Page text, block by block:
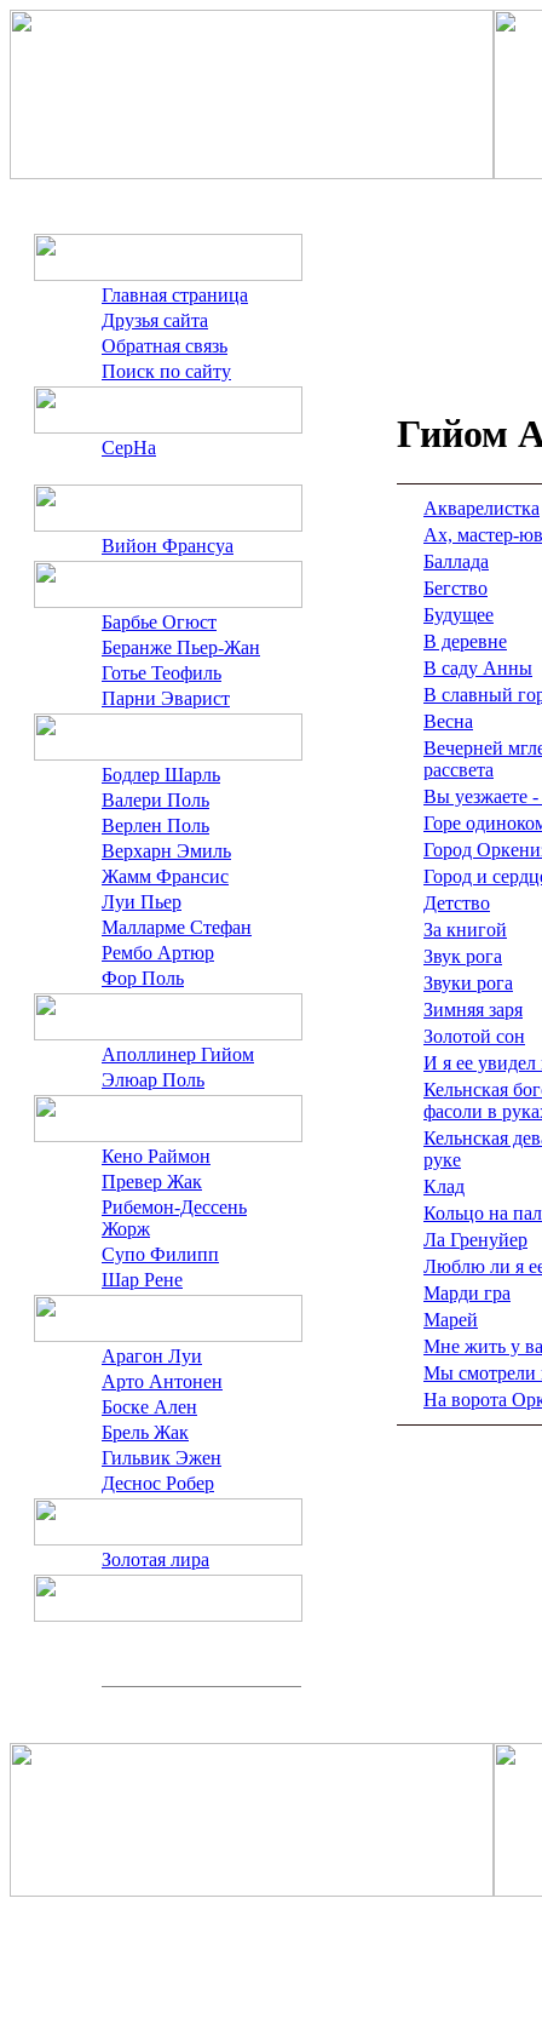
Главная страница
Друзья сайта
Обратная связь
Поиск по сайту
СерНа
Вийон Франсуа
Барбье Огюст
Беранже Пьер-Жан
Готье Теофиль
Парни Эварист
Бодлер Шарль
Валери Поль
Верлен Поль
Верхарн Эмиль
Жамм Франсис
Луи Пьер
Малларме Стефан
Рембо Артюр
Фор Поль
Аполлинер Гийом
Элюар Поль
Кено Раймон
Превер Жак
Рибемон-Дессень
Жорж
Супо Филипп
Шар Рене
Арагон Луи
Арто Антонен
Боске Ален
Брель Жак
Гильвик Эжен
Деснос Робер
Золотая лира
Гийом
Акварелистка
Ах, мастер-
Баллада
Бегство
Будущее
В деревне
В саду Анны
В славный
Весна
Вечерней
рассвета
Вы уезжаете -
Горе
Город
Город и
Детство
За книгой
Звук рога
Звуки рога
Зимняя заря
Золотой сон
И я ее увидел
Кельнская
фасоли в
Кельнская
руке
Клад
Кольцо на
Ла Гренуйер
Люблю ли я
Марди гра
Марей
Мне жить у
Мы смотрели
На ворота